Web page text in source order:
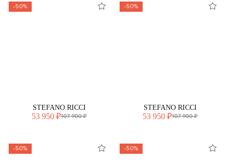
-50%
STEFANO RICCI
53 950 ₽107 900 ₽
-50%
STEFANO RICCI
53 950 ₽107 900 ₽
-50% -50%